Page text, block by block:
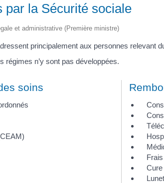
par la Sécurité sociale
et administrative (Première ministre)
principalement aux personnes relevant
régimes n’y sont pas développées.
soins